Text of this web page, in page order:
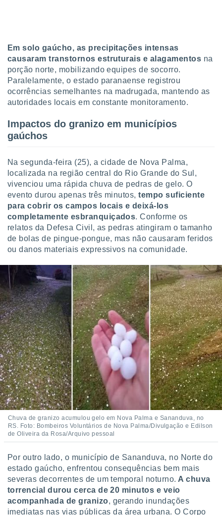
a
a
cookies,
a
site
lo de
os
a
website,
analisar o
ou
Pode
de
ao
através
nós e
únicos
para
e
como a
este sitio
de
seus
com
Em solo gaúcho, as precipitações intensas
causaram transtornos estruturais e alagamentos na
porção norte, mobilizando equipes de socorro.
Paralelamente, o estado paranaense registrou
ocorrências semelhantes na madrugada, mantendo as
autoridades locais em constante monitoramento.
Impactos do granizo em municípios
gaúchos
Na segunda-feira (25), a cidade de Nova Palma,
localizada na região central do Rio Grande do Sul,
vivenciou uma rápida chuva de pedras de gelo. O
evento durou apenas três minutos,tempo suficiente
para cobrir os campos locais e deixá-los
completamente esbranquiçados. Conforme os
relatos da Defesa Civil, as pedras atingiram o tamanho
de bolas de pingue-pongue, mas não causaram feridos
ou danos materiais expressivos na comunidade.
Chuva de granizo acumulou gelo em Nova Palma e Sananduva, no
RS. Foto: Bombeiros Voluntários de Nova Palma/Divulgação e Edilson
de Oliveira da Rosa/Arquivo pessoal
Por outro lado, o município de Sananduva, no Norte do
estado gaúcho, enfrentou consequências bem mais
severas decorrentes de um temporal noturno. A chuva
torrencial durou cerca de 20 minutos e veio
acompanhada de granizo, gerando inundações
imediatas nas vias públicas da área urbana. O Corpo